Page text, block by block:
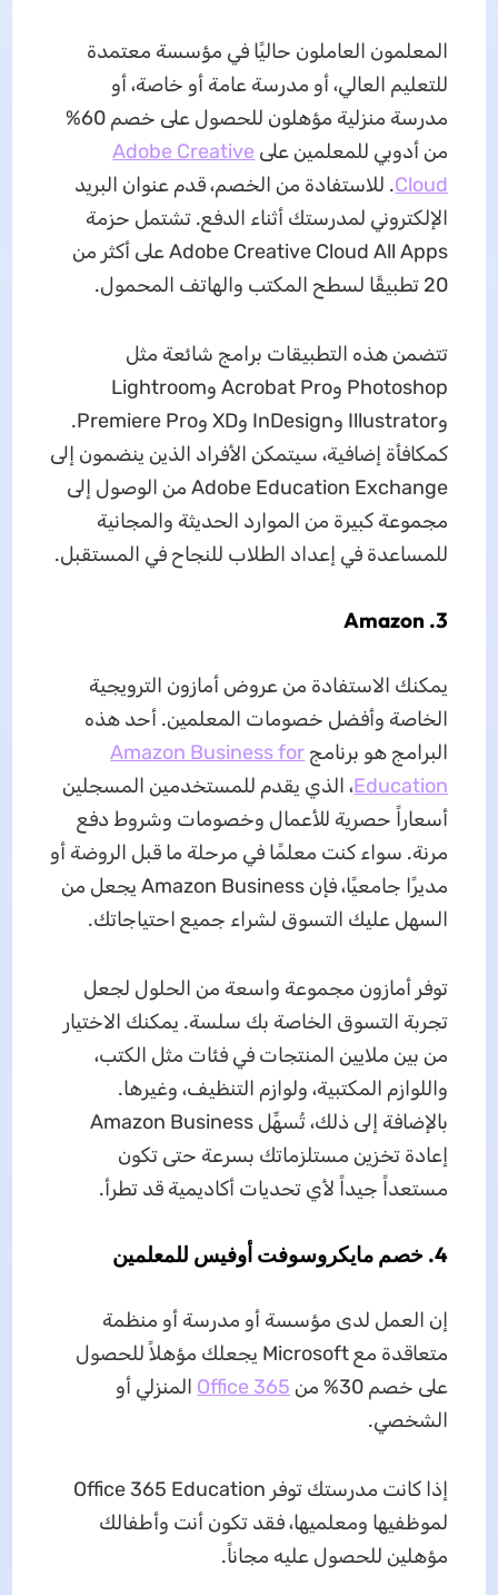
المعلمون العاملون حاليًا في مؤسسة معتمدة
للتعليم العالي، أو مدرسة عامة أو خاصة، أو
مدرسة منزلية مؤهلون للحصول على خصم 60%
من أدوبي للمعلمين على Adobe Creative
Cloud. للاستفادة من الخصم، قدم عنوان البريد
الإلكتروني لمدرستك أثناء الدفع. تشتمل حزمة
Adobe Creative Cloud All Apps على أكثر من
20 تطبيقًا لسطح المكتب والهاتف المحمول.
تتضمن هذه التطبيقات برامج شائعة مثل
Photoshop وAcrobat Pro وLightroom
وIllustrator وInDesign وXD وPremiere Pro.
كمكافأة إضافية، سيتمكن الأفراد الذين ينضمون إلى
Adobe Education Exchange من الوصول إلى
مجموعة كبيرة من الموارد الحديثة والمجانية
للمساعدة في إعداد الطلاب للنجاح في المستقبل.
3. Amazon
يمكنك الاستفادة من عروض أمازون الترويجية
الخاصة وأفضل خصومات المعلمين. أحد هذه
البرامج هو برنامج Amazon Business for
Education، الذي يقدم للمستخدمين المسجلين
أسعاراً حصرية للأعمال وخصومات وشروط دفع
مرنة. سواء كنت معلمًا في مرحلة ما قبل الروضة أو
مديرًا جامعيًا، فإن Amazon Business يجعل من
السهل عليك التسوق لشراء جميع احتياجاتك.
توفر أمازون مجموعة واسعة من الحلول لجعل
تجربة التسوق الخاصة بك سلسة. يمكنك الاختيار
من بين ملايين المنتجات في فئات مثل الكتب،
واللوازم المكتبية، ولوازم التنظيف، وغيرها.
بالإضافة إلى ذلك، تُسهِّل Amazon Business
إعادة تخزين مستلزماتك بسرعة حتى تكون
مستعداً جيداً لأي تحديات أكاديمية قد تطرأ.
4. خصم مايكروسوفت أوفيس للمعلمين
إن العمل لدى مؤسسة أو مدرسة أو منظمة
متعاقدة مع Microsoft يجعلك مؤهلاً للحصول
على خصم 30% من
Office 365 المنزلي أو
الشخصي.
إذا كانت مدرستك توفر Office 365 Education
لموظفيها ومعلميها، فقد تكون أنت وأطفالك
مؤهلين للحصول عليه مجاناً.